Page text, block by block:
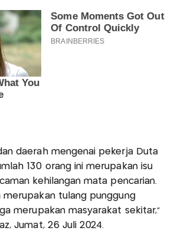
daerah mengenai pekerja Duta
130 orang ini merupakan isu
kehilangan mata pencarian.
merupakan tulang punggung
merupakan masyarakat sekitar,”
Jumat, 26 Juli 2024.